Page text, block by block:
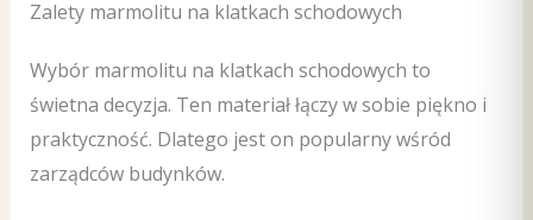
Zalety marmolitu na klatkach schodowych
Wybór marmolitu na klatkach schodowych to
świetna decyzja. Ten materiał łączy w sobie piękno i
praktyczność. Dlatego jest on popularny wśród
zarządców budynków.